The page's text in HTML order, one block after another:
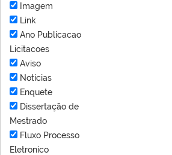
Imagem
Link
Ano Publicacao
Licitacoes
Aviso
Notícias
Enquete
Dissertação de
Mestrado
Fluxo Processo
Eletronico